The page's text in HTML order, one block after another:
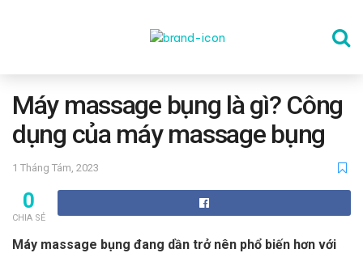
THỂ DỤC
DINH DƯỠNG
Máy massage bụng là gì? Công
dụng của máy massage bụng
1 Tháng Tám, 2023
0
CHIA SẺ
Máy massage bụng đang dần trở nên phổ biến hơn với